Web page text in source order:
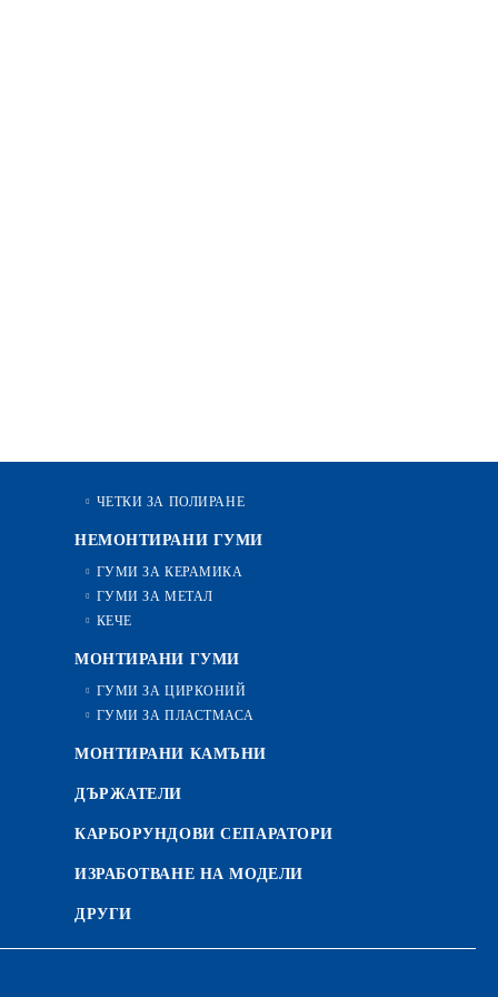
ЧЕТКИ ЗА ПОЛИРАНЕ
НЕМОНТИРАНИ ГУМИ
ГУМИ ЗА КЕРАМИКА
ГУМИ ЗА МЕТАЛ
КЕЧЕ
МОНТИРАНИ ГУМИ
ГУМИ ЗА ЦИРКОНИЙ
ГУМИ ЗА ПЛАСТМАСА
МОНТИРАНИ КАМЪНИ
ДЪРЖАТЕЛИ
КАРБОРУНДОВИ СЕПАРАТОРИ
ИЗРАБОТВАНЕ НА МОДЕЛИ
ДРУГИ